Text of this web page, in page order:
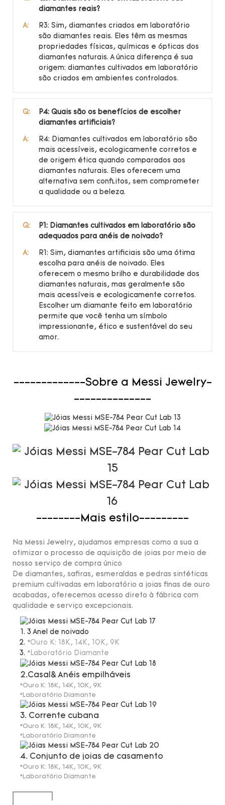
diamantes reais?
A:
R3: Sim, diamantes criados em laboratório
são diamantes reais. Eles têm as mesmas
propriedades físicas, químicas e ópticas dos
diamantes naturais. A única diferença é sua
origem: diamantes cultivados em laboratório
são criados em ambientes controlados.
Q:
P4: Quais são os benefícios de escolher
diamantes artificiais?
A:
R4: Diamantes cultivados em laboratório são
mais acessíveis, ecologicamente corretos e
de origem ética quando comparados aos
diamantes naturais. Eles oferecem uma
alternativa sem conflitos, sem comprometer
a qualidade ou a beleza.
Q:
P1: Diamantes cultivados em laboratório são
adequados para anéis de noivado?
A:
R1: Sim, diamantes artificiais são uma ótima
escolha para anéis de noivado. Eles
oferecem o mesmo brilho e durabilidade dos
diamantes naturais, mas geralmente são
mais acessíveis e ecologicamente corretos.
Escolher um diamante feito em laboratório
permite que você tenha um símbolo
impressionante, ético e sustentável do seu
amor.
-------------Sobre a Messi Jewelry-
--------------
--------Mais estilo---------
Na Messi Jewelry, ajudamos empresas como a sua a
otimizar o processo de aquisição de joias por meio de
nosso serviço de compra único
De diamantes, safiras, esmeraldas e pedras sintéticas
premium cultivadas em laboratório a joias finas de ouro
acabadas, oferecemos acesso direto à fábrica com
qualidade e serviço excepcionais.
3 Anel de noivado
*Ouro K: 18K, 14K, 10K, 9K
*Laboratório Diamante
2.Casal& Anéis empilháveis
*Ouro K: 18K, 14K, 10K, 9K
*Laboratório Diamante
3. Corrente cubana
*Ouro K: 18K, 14K, 10K, 9K
*Laboratório Diamante
4. Conjunto de joias de casamento
*Ouro K: 18K, 14K, 10K, 9K
*Laboratório Diamante